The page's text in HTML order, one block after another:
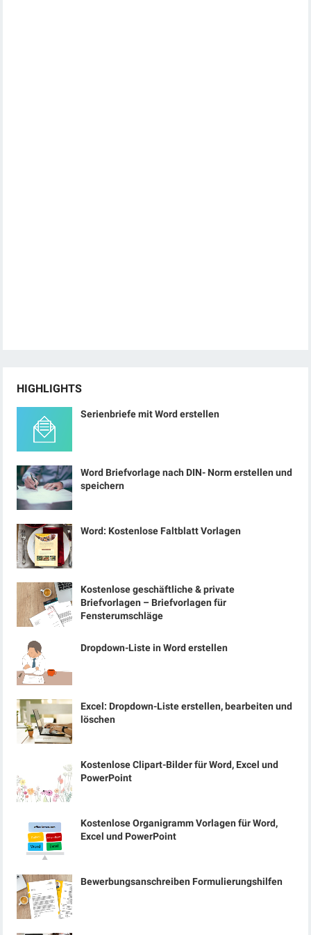
HIGHLIGHTS
Serienbriefe mit Word erstellen
Word Briefvorlage nach DIN- Norm erstellen und
speichern
Word: Kostenlose Faltblatt Vorlagen
Kostenlose geschäftliche & private
Briefvorlagen – Briefvorlagen für
Fensterumschläge
Dropdown-Liste in Word erstellen
Excel: Dropdown-Liste erstellen, bearbeiten und
löschen
Kostenlose Clipart-Bilder für Word, Excel und
PowerPoint
Kostenlose Organigramm Vorlagen für Word,
Excel und PowerPoint
Bewerbungsanschreiben Formulierungshilfen